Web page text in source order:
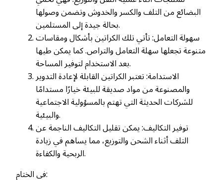
البضائع من التلف والكسر والخدوش وتضمن وصولها
بحالة جيدة إلى المستلمين.
سهولة التعامل: تأتي تلك الكراتين بأشكال ومقاسات
متنوعة تجعلها سهلة التعامل والتراص. كما يمكن طيها
بعد الاستخدام لتوفير المساحة.
الاستدامة: تعتبر الكراتين القابلة لإعادة التدوير
والمصنوعة من مواد صديقة للبيئة خيارًا مستدامًا
للشركات الحديثة التي تهتم بالمسؤولية الاجتماعية
والبيئية.
توفير التكاليف: يمكن تقليل التكاليف الناجمة عن
التلف أثناء الشحن والتوزيع، مما يساهم في زيادة
الربحية والكفاءة.
في الختام: